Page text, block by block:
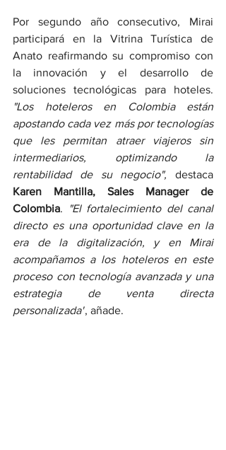
Por segundo año consecutivo, Mirai
participará en la Vitrina Turística de
Anato reafirmando su compromiso con
la innovación y el desarrollo de
"Los hoteleros en Colombia están
apostando cada vez más por tecnologías
que les permitan atraer viajeros sin
intermediarios, optimizando la
rentabilidad de su negocio",
Karen Mantilla, Sales Manager de
Colombia.
"El fortalecimiento del canal
directo es una oportunidad clave en la
era de la digitalización, y en Mirai
acompañamos a los hoteleros en este
proceso con tecnología avanzada y una
estrategia de venta directa
personalizada", añade.